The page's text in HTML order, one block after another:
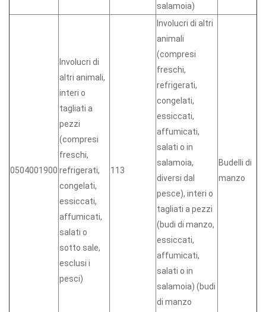
salamoia)
0504001900
Involucri di
altri animali,
interi o
tagliati a
pezzi
(compresi
freschi,
refrigerati,
congelati,
essiccati,
affumicati,
salati o
sotto sale,
esclusi i
pesci)
113
Involucri di altri
animali
(compresi
freschi,
refrigerati,
congelati,
essiccati,
affumicati,
salati o in
salamoia,
diversi dal
pesce), interi o
tagliati a pezzi
(budi di manzo,
essiccati,
affumicati,
salati o in
salamoia) (budi
di manzo
Budelli di
manzo